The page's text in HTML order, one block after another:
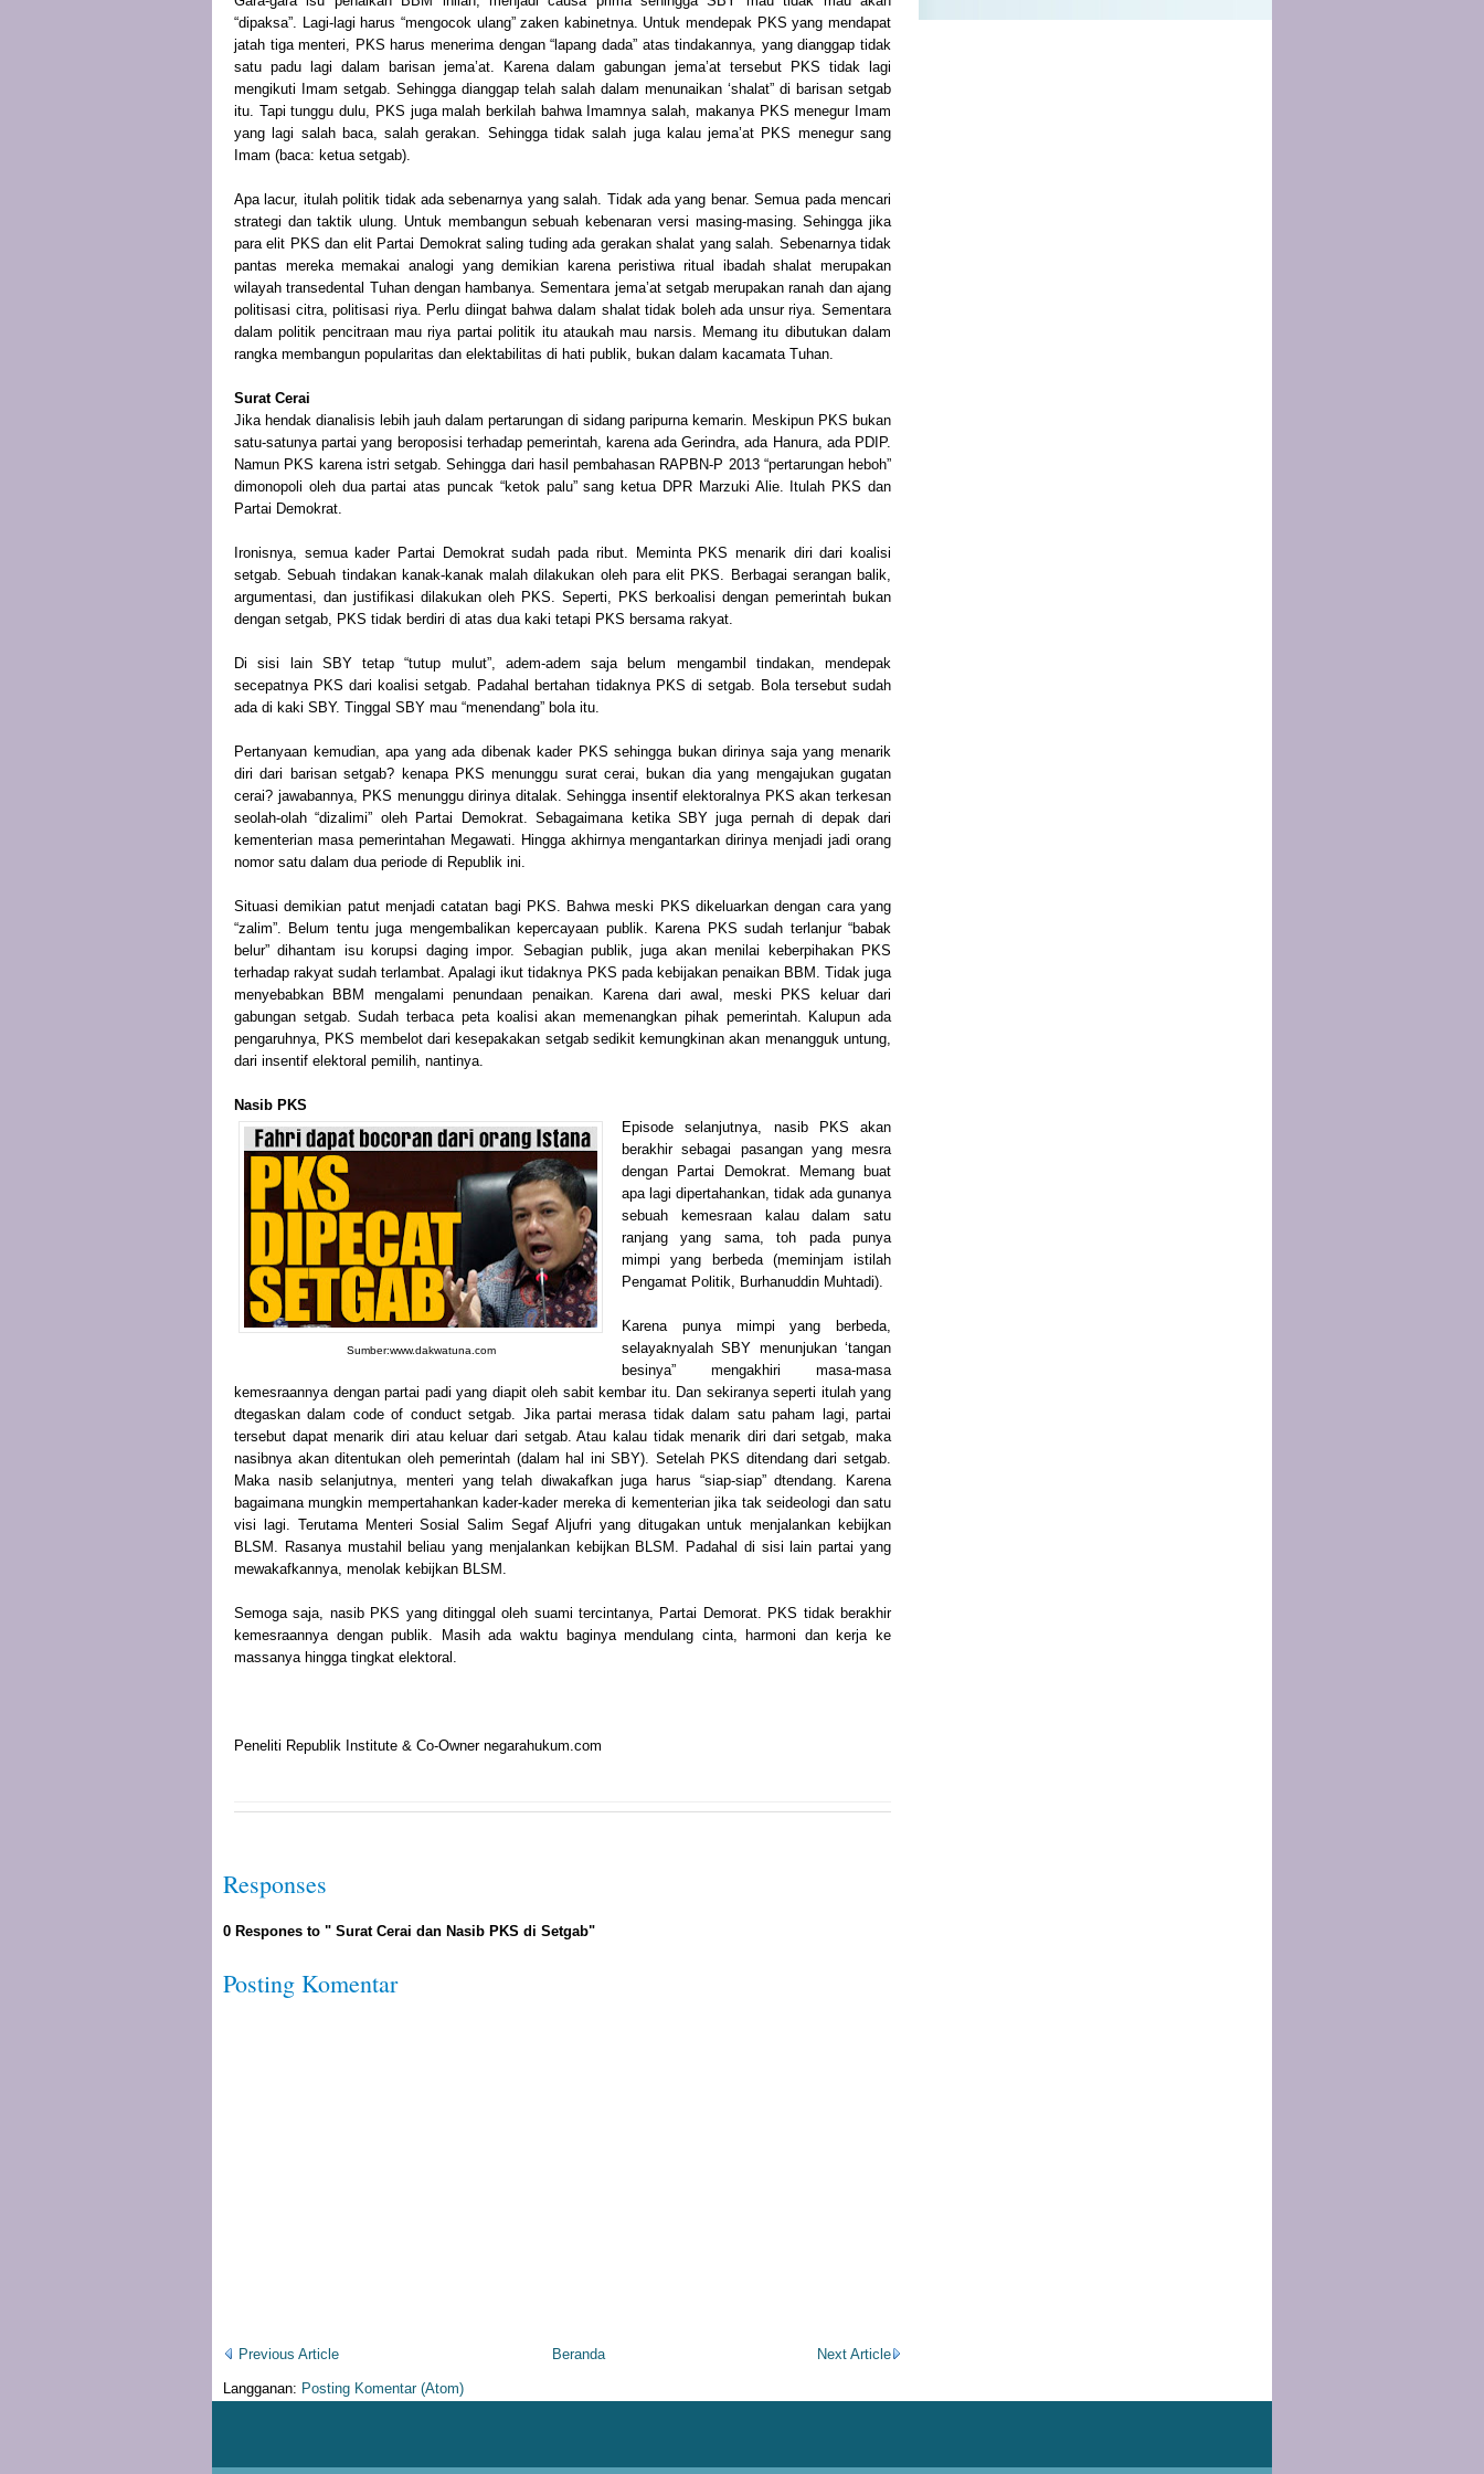
“dipaksa”. Lagi-lagi harus “mengocok ulang” zaken kabinetnya. Untuk mendepak PKS yang mendapat
jatah tiga menteri, PKS harus menerima dengan “lapang dada” atas tindakannya, yang dianggap tidak
satu padu lagi dalam barisan jema’at. Karena dalam gabungan jema’at tersebut PKS tidak lagi
mengikuti Imam setgab. Sehingga dianggap telah salah dalam menunaikan ‘shalat” di barisan setgab
itu. Tapi tunggu dulu, PKS juga malah berkilah bahwa Imamnya salah, makanya PKS menegur Imam
yang lagi salah baca, salah gerakan. Sehingga tidak salah juga kalau jema’at PKS menegur sang
Imam (baca: ketua setgab).
Apa lacur, itulah politik tidak ada sebenarnya yang salah. Tidak ada yang benar. Semua pada mencari
strategi dan taktik ulung. Untuk membangun sebuah kebenaran versi masing-masing. Sehingga jika
para elit PKS dan elit Partai Demokrat saling tuding ada gerakan shalat yang salah. Sebenarnya tidak
pantas mereka memakai analogi yang demikian karena peristiwa ritual ibadah shalat merupakan
wilayah transedental Tuhan dengan hambanya. Sementara jema’at setgab merupakan ranah dan ajang
politisasi citra, politisasi riya. Perlu diingat bahwa dalam shalat tidak boleh ada unsur riya. Sementara
dalam politik pencitraan mau riya partai politik itu ataukah mau narsis. Memang itu dibutukan dalam
rangka membangun popularitas dan elektabilitas di hati publik, bukan dalam kacamata Tuhan.
Surat Cerai
Jika hendak dianalisis lebih jauh dalam pertarungan di sidang paripurna kemarin. Meskipun PKS bukan
satu-satunya partai yang beroposisi terhadap pemerintah, karena ada Gerindra, ada Hanura, ada PDIP.
Namun PKS karena istri setgab. Sehingga dari hasil pembahasan RAPBN-P 2013 “pertarungan heboh”
dimonopoli oleh dua partai atas puncak “ketok palu” sang ketua DPR Marzuki Alie. Itulah PKS dan
Partai Demokrat.
Ironisnya, semua kader Partai Demokrat sudah pada ribut. Meminta PKS menarik diri dari koalisi
setgab. Sebuah tindakan kanak-kanak malah dilakukan oleh para elit PKS. Berbagai serangan balik,
argumentasi, dan justifikasi dilakukan oleh PKS. Seperti, PKS berkoalisi dengan pemerintah bukan
dengan setgab, PKS tidak berdiri di atas dua kaki tetapi PKS bersama rakyat.
Di sisi lain SBY tetap “tutup mulut”, adem-adem saja belum mengambil tindakan, mendepak
secepatnya PKS dari koalisi setgab. Padahal bertahan tidaknya PKS di setgab. Bola tersebut sudah
ada di kaki SBY. Tinggal SBY mau “menendang” bola itu.
Pertanyaan kemudian, apa yang ada dibenak kader PKS sehingga bukan dirinya saja yang menarik
diri dari barisan setgab? kenapa PKS menunggu surat cerai, bukan dia yang mengajukan gugatan
cerai? jawabannya, PKS menunggu dirinya ditalak. Sehingga insentif elektoralnya PKS akan terkesan
seolah-olah “dizalimi” oleh Partai Demokrat. Sebagaimana ketika SBY juga pernah di depak dari
kementerian masa pemerintahan Megawati. Hingga akhirnya mengantarkan dirinya menjadi jadi orang
nomor satu dalam dua periode di Republik ini.
Situasi demikian patut menjadi catatan bagi PKS. Bahwa meski PKS dikeluarkan dengan cara yang
“zalim”. Belum tentu juga mengembalikan kepercayaan publik. Karena PKS sudah terlanjur “babak
belur” dihantam isu korupsi daging impor. Sebagian publik, juga akan menilai keberpihakan PKS
terhadap rakyat sudah terlambat. Apalagi ikut tidaknya PKS pada kebijakan penaikan BBM. Tidak juga
menyebabkan BBM mengalami penundaan penaikan. Karena dari awal, meski PKS keluar dari
gabungan setgab. Sudah terbaca peta koalisi akan memenangkan pihak pemerintah. Kalupun ada
pengaruhnya, PKS membelot dari kesepakakan setgab sedikit kemungkinan akan menangguk untung,
dari insentif elektoral pemilih, nantinya.
Nasib PKS
Sumber:www.dakwatuna.com
Episode selanjutnya, nasib PKS akan
berakhir sebagai pasangan yang mesra
dengan Partai Demokrat. Memang buat
apa lagi dipertahankan, tidak ada gunanya
sebuah kemesraan kalau dalam satu
ranjang yang sama, toh pada punya
mimpi yang berbeda (meminjam istilah
Pengamat Politik, Burhanuddin Muhtadi).
Karena punya mimpi yang berbeda,
selayaknyalah SBY menunjukan ‘tangan
besinya” mengakhiri masa-masa
kemesraannya dengan partai padi yang diapit oleh sabit kembar itu. Dan sekiranya seperti itulah yang
dtegaskan dalam code of conduct setgab. Jika partai merasa tidak dalam satu paham lagi, partai
tersebut dapat menarik diri atau keluar dari setgab. Atau kalau tidak menarik diri dari setgab, maka
nasibnya akan ditentukan oleh pemerintah (dalam hal ini SBY). Setelah PKS ditendang dari setgab.
Maka nasib selanjutnya, menteri yang telah diwakafkan juga harus “siap-siap” dtendang. Karena
bagaimana mungkin mempertahankan kader-kader mereka di kementerian jika tak seideologi dan satu
visi lagi. Terutama Menteri Sosial Salim Segaf Aljufri yang ditugakan untuk menjalankan kebijkan
BLSM. Rasanya mustahil beliau yang menjalankan kebijkan BLSM. Padahal di sisi lain partai yang
mewakafkannya, menolak kebijkan BLSM.
Semoga saja, nasib PKS yang ditinggal oleh suami tercintanya, Partai Demorat. PKS tidak berakhir
kemesraannya dengan publik. Masih ada waktu baginya mendulang cinta, harmoni dan kerja ke
massanya hingga tingkat elektoral.
Peneliti Republik Institute & Co-Owner negarahukum.com
Responses
0 Respones to " Surat Cerai dan Nasib PKS di Setgab"
Posting Komentar
Previous Article Next Article
Beranda
Langganan: Posting Komentar (Atom)